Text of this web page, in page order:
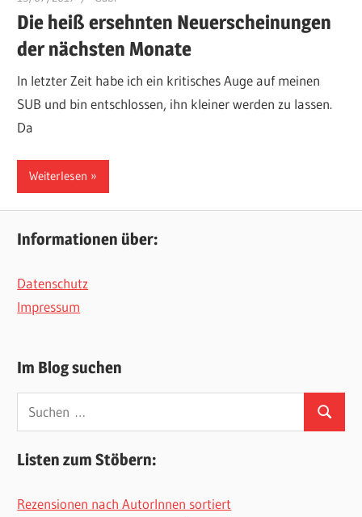
Die heiß ersehnten Neuerscheinungen
der nächsten Monate
In letzter Zeit habe ich ein kritisches Auge auf meinen
SUB und bin entschlossen, ihn kleiner werden zu lassen.
Da
Weiterlesen
Informationen über:
Datenschutz
Impressum
Im Blog suchen
Suchen
nach:
Suchen
Listen zum Stöbern:
Rezensionen nach AutorInnen sortiert